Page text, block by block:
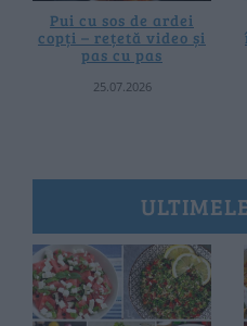
Pui cu sos de ardei
copți – rețetă video și
pas cu pas
25.07.2026